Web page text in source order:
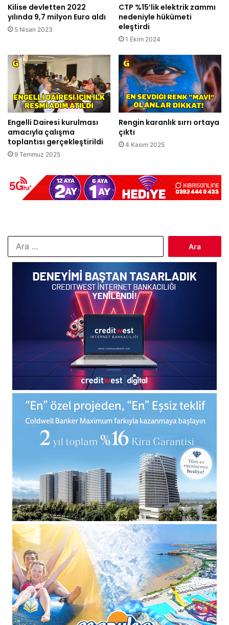
Kilise devletten 2022
yılında 9,7 milyon Euro aldı
5 Nisan 2023
CTP %15’lik elektrik zammı
nedeniyle hükümeti
eleştirdi
1 Ekim 2024
Engelli Dairesi kurulması
amacıyla çalışma
toplantısı gerçekleştirildi
9 Temmuz 2025
Rengin karanlık sırrı ortaya
çıktı
4 Kasım 2025